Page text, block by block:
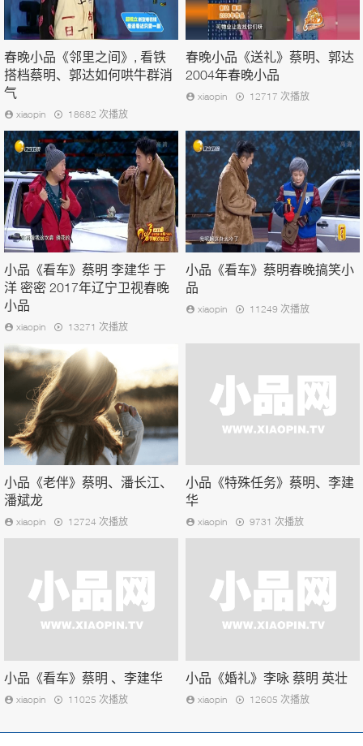
春晚小品《邻里之间》, 看铁
搭档蔡明、郭达如何哄牛群消
气
xiaopin 18682 次播放
春晚小品《送礼》蔡明、郭达
2004年春晚小品
xiaopin 12717 次播放
小品《看车》蔡明 李建华 于
洋 密密 2017年辽宁卫视春晚
小品
xiaopin 13271 次播放
小品《看车》蔡明春晚搞笑小
品
xiaopin 11249 次播放
小品《老伴》蔡明、潘长江、
潘斌龙
xiaopin 12724 次播放
小品《特殊任务》蔡明、李建
华
xiaopin 9731 次播放
小品《看车》蔡明 、李建华
xiaopin 11025 次播放
小品《婚礼》李咏 蔡明 英壮
xiaopin 12605 次播放